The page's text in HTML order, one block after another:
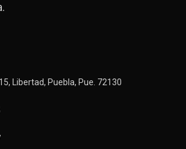
Libertad, Puebla, Pue. 72130